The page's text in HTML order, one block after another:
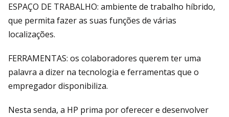
ESPAÇO DE TRABALHO: ambiente de trabalho híbrido,
que permita fazer as suas funções de várias
localizações.
FERRAMENTAS: os colaboradores querem ter uma
palavra a dizer na tecnologia e ferramentas que o
empregador disponibiliza.
Nesta senda, a HP prima por oferecer e desenvolver